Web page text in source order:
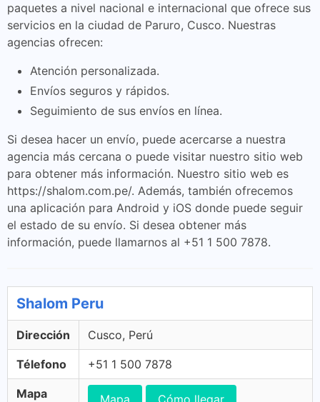
paquetes a nivel nacional e internacional que ofrece sus
servicios en la ciudad de Paruro, Cusco. Nuestras
agencias ofrecen:
Atención personalizada.
Envíos seguros y rápidos.
Seguimiento de sus envíos en línea.
Si desea hacer un envío, puede acercarse a nuestra
agencia más cercana o puede visitar nuestro sitio web
para obtener más información. Nuestro sitio web es
https://shalom.com.pe/. Además, también ofrecemos
una aplicación para Android y iOS donde puede seguir
el estado de su envío. Si desea obtener más
información, puede llamarnos al +51 1 500 7878.
Shalom Peru
Dirección Cusco, Perú
Télefono +51 1 500 7878
Mapa Mapa Cómo llegar